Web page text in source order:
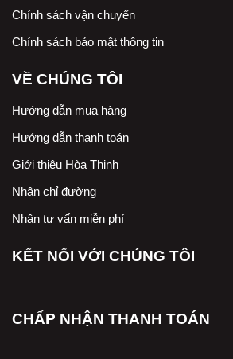
Chính sách vận chuyển
Chính sách bảo mật thông tin
VỀ CHÚNG TÔI
Hướng dẫn mua hàng
Hướng dẫn thanh toán
Giới thiệu Hòa Thịnh
Nhận chỉ đường
Nhận tư vấn miễn phí
KẾT NỐI VỚI CHÚNG TÔI
CHẤP NHẬN THANH TOÁN